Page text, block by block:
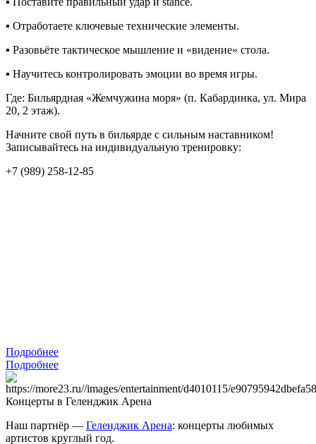
▪️ Отработаете ключевые технические элементы.
▪️ Разовьёте тактическое мышление и «видение» стола.
▪️ Научитесь контролировать эмоции во время игры.
Где: Бильярдная «Жемчужина моря» (п. Кабардинка, ул. Мира
20, 2 этаж).
Начните свой путь в бильярде с сильным наставником!
Записывайтесь на индивидуальную тренировку:
+7 (989) 258-12-85
Подробнее
Подробнее
Концерты в Геленджик Арена
Наш партнёр — Геленджик Арена: концерты любимых
артистов круглый год.